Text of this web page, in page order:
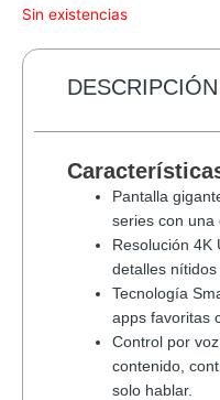
Sin existencias
DESCRIPCIÓN
Pantalla
series con una
Resolución 4K
detalles
Tecnología
apps favoritas
Control por
contenido,
solo hablar.